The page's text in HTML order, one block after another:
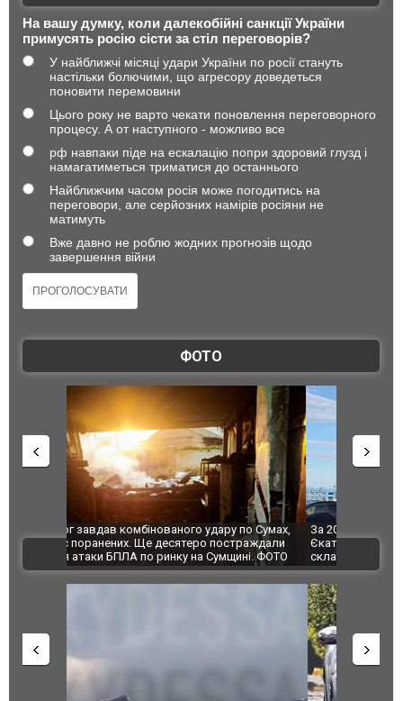
На вашу думку, коли далекобійні санкції України
примусять росію сісти за стіл переговорів?
У найближчі місяці удари України по росії стануть
настільки болючими, що агресору доведеться
поновити перемовини
Цього року не варто чекати поновлення переговорного
процесу. А от наступного - можливо все
рф навпаки піде на ескалацію попри здоровий глузд і
намагатиметься триматися до останнього
Найближчим часом росія може погодитись на
переговори, але серйозних намірів росіяни не
матимуть
Вже давно не роблю жодних прогнозів щодо
завершення війни
ФОТО
За 2000 кілометрів від кордону з Україною: в
Єкатеринбурзі після атаки дронів загорівся
склад Wildberries. ФОТО. ВІДЕО
"Мої
ВІДЕО